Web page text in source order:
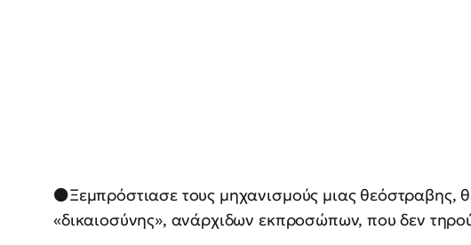
⚫️Ξεμπρόστιασε τους μηχανισμούς μιας θεόστραβης,
«δικαιοσύνης», ανάρχιδων εκπροσώπων, που δεν